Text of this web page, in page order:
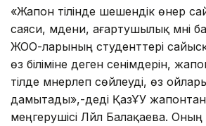
«Жапон тілінде шешендік өнер
саяси, мәдени, ағартушылық мәні
ЖОО-ларының студенттері
өз біліміне деген сенімдерін,
тілде мәнерлеп сөйлеуді, өз
дамытады»,-деді ҚазҰУ
меңгерушісі Ләйлә Балақаева.